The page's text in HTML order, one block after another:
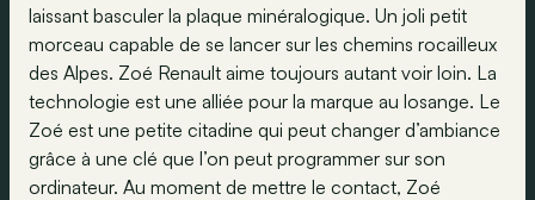
laissant basculer la plaque minéralogique. Un joli petit
morceau capable de se lancer sur les chemins rocailleux
des Alpes. Zoé Renault aime toujours autant voir loin. La
technologie est une alliée pour la marque au losange. Le
Zoé est une petite citadine qui peut changer d’ambiance
grâce à une clé que l’on peut programmer sur son
ordinateur. Au moment de mettre le contact, Zoé